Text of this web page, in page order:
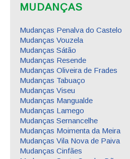
MUDANÇAS
Mudanças Penalva do Castelo
Mudanças Vouzela
Mudanças Sátão
Mudanças Resende
Mudanças Oliveira de Frades
Mudanças Tabuaço
Mudanças Viseu
Mudanças Mangualde
Mudanças Lamego
Mudanças Sernancelhe
Mudanças Moimenta da Meira
Mudanças Vila Nova de Paiva
Mudanças Cinfães